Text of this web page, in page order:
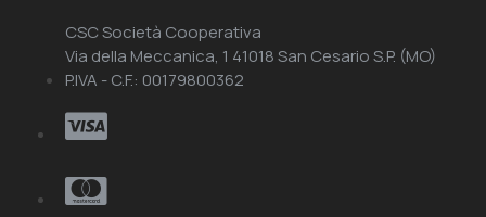
CSC Società Cooperativa
Via della Meccanica, 1 41018 San Cesario S.P. (MO)
P.IVA - C.F.: 00179800362